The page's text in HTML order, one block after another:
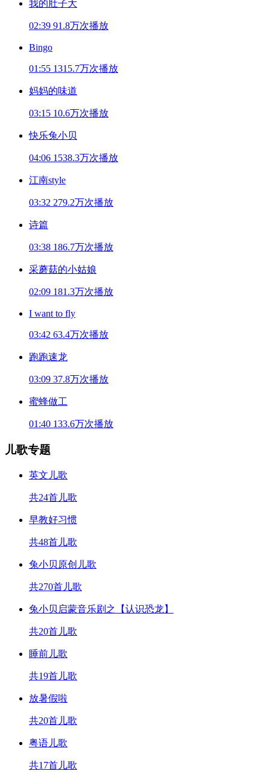
我的肚子大
02:39 91.8万次播放
Bingo
01:55 1315.7万次播放
妈妈的味道
03:15 10.6万次播放
快乐兔小贝
04:06 1538.3万次播放
江南style
03:32 279.2万次播放
诗篇
03:38 186.7万次播放
采蘑菇的小姑娘
02:09 181.3万次播放
I want to fly
03:42 63.4万次播放
跑跑速龙
03:09 37.8万次播放
蜜蜂做工
01:40 133.6万次播放
儿歌专题
英文儿歌
共24首儿歌
早教好习惯
共48首儿歌
兔小贝原创儿歌
共270首儿歌
兔小贝启蒙音乐剧之【认识恐龙】
共20首儿歌
睡前儿歌
共19首儿歌
放暑假啦
共20首儿歌
粤语儿歌
共17首儿歌